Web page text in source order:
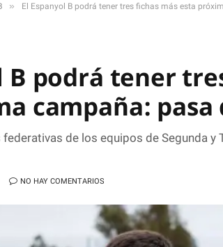
» El Espanyol B podrá tener tres fichas más esta
B podrá tener
campaña: pasa
federativas de los equipos de Segunda y
NO HAY COMENTARIOS